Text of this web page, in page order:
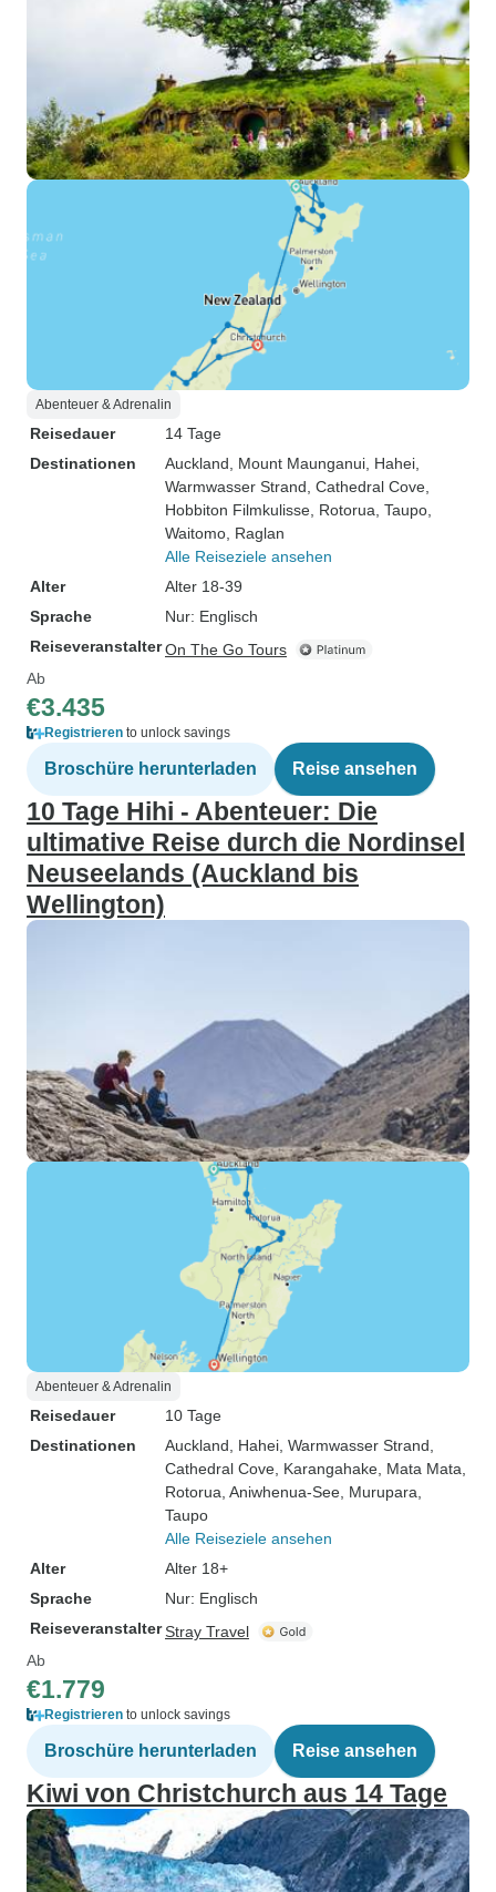
Abenteuer & Adrenalin
Reisedauer
14 Tage
Destinationen
Auckland , Mount Maunganui , Hahei
Warmwasser Strand , Cathedral Cove
Hobbiton Filmkulisse , Rotorua , Taupo
Waitomo , Raglan
Alle Reiseziele ansehen
Alter
Alter 18-39
Sprache
Nur: Englisch
ReiseveranstalterOn The Go Tours
Ab
€3.435
Registrieren to unlock savings
Broschüre herunterladen Reise ansehen
10 Tage Hihi - Abenteuer: Die
ultimative Reise durch die Nordinsel
Neuseelands (Auckland bis
Wellington)
Abenteuer & Adrenalin
Reisedauer
10 Tage
Destinationen
Auckland , Hahei , Warmwasser Strand
Cathedral Cove , Karangahake , Mata Mata
Rotorua , Aniwhenua-See , Murupara
Taupo
Alle Reiseziele ansehen
Alter
Alter 18+
Sprache
Nur: Englisch
ReiseveranstalterStray Travel
Ab
€1.779
Registrieren to unlock savings
Broschüre herunterladen Reise ansehen
Kiwi von Christchurch aus 14 Tage